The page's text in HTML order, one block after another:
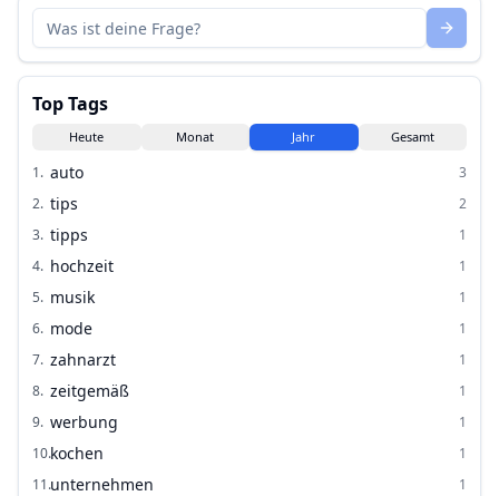
Top Tags
Heute Monat Jahr Gesamt
1. auto
3
2. tips
2
3. tipps
1
4. hochzeit
1
5. musik
1
6. mode
1
7. zahnarzt
1
8. zeitgemäß
1
9. werbung
1
10.kochen
1
11.unternehmen
1